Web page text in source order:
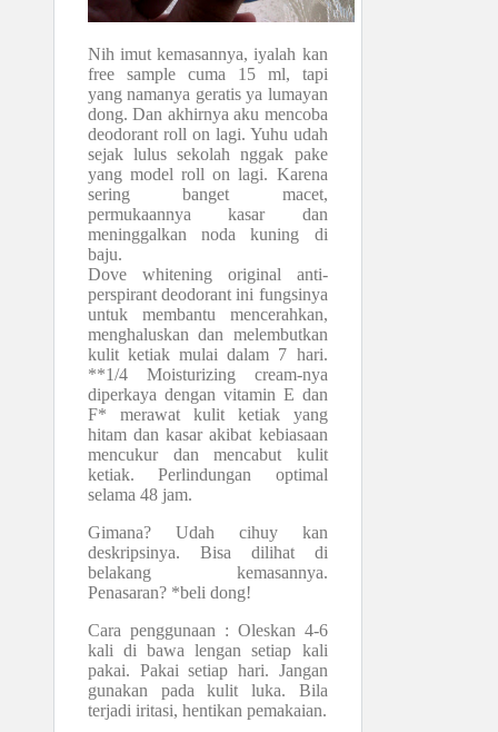
Nih imut kemasannya, iyalah kan
free sample cuma 15 ml, tapi
yang namanya geratis ya lumayan
dong. Dan akhirnya aku mencoba
deodorant roll on lagi. Yuhu udah
sejak lulus sekolah nggak pake
yang model roll on lagi. Karena
sering banget macet,
permukaannya kasar dan
meninggalkan noda kuning di
baju.
Dove whitening original anti-
perspirant deodorant ini fungsinya
untuk membantu mencerahkan,
menghaluskan dan melembutkan
kulit ketiak mulai dalam 7 hari.
**1/4 Moisturizing cream-nya
diperkaya dengan vitamin E dan
F* merawat kulit ketiak yang
hitam dan kasar akibat kebiasaan
mencukur dan mencabut kulit
ketiak. Perlindungan optimal
selama 48 jam.
Gimana? Udah cihuy kan
deskripsinya. Bisa dilihat di
belakang kemasannya.
Penasaran? *beli dong!
Cara penggunaan : Oleskan 4-6
kali di bawa lengan setiap kali
pakai. Pakai setiap hari. Jangan
gunakan pada kulit luka. Bila
terjadi iritasi, hentikan pemakaian.